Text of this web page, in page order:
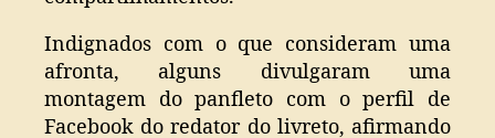
Indignados com o que consideram uma
afronta, alguns divulgaram uma
montagem do panfleto com o perfil de
Facebook do redator do livreto, afirmando